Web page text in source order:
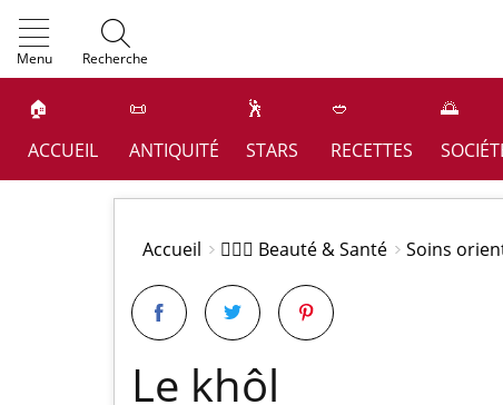
Menu Recherche
🏠
ACCUEIL
📜
ANTIQUITÉ
🕺
STARS
🥙
RECETTES
🌅
Accueil 👩🏻‍⚕️ Beauté & Santé Soins
Le khôl